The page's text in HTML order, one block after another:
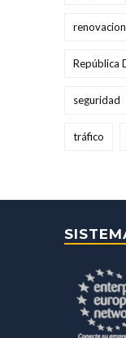
República
seguridad
tráfico